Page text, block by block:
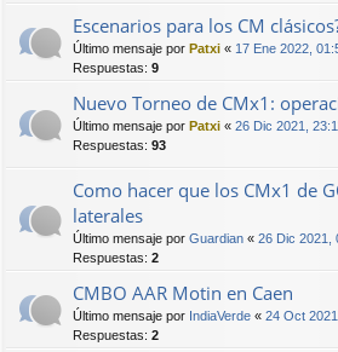
Escenarios para los CM
Último mensaje por Patxi « 17 Ene 2022,
Respuestas: 9
Nuevo Torneo de CMx1:
Último mensaje por Patxi « 26 Dic 2021,
Respuestas: 93
Como hacer que los CMx1 de
laterales
Último mensaje por Guardian « 26 Dic 2021,
Respuestas: 2
CMBO AAR Motin en Caen
Último mensaje por IndiaVerde « 24 Oct
Respuestas: 2